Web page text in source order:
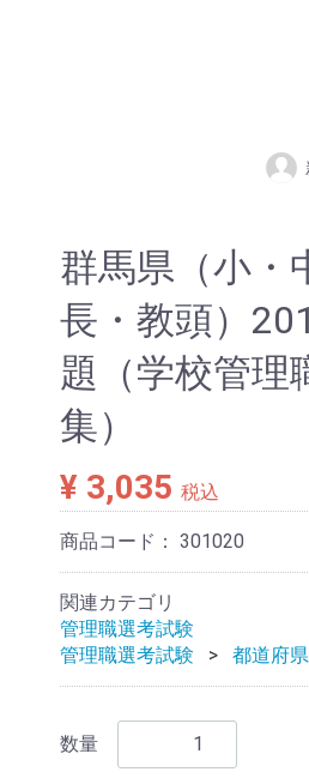
群馬県（小・
長・教頭）
題（学校管理
集）
¥ 3,035 税込
商品コード： 301020
関連カテゴリ
管理職選考試験
管理職選考試験
都道府
数量